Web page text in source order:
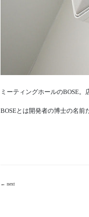
ミーティングホールのBOSE。
BOSEとは開発者の博士の名前
← next